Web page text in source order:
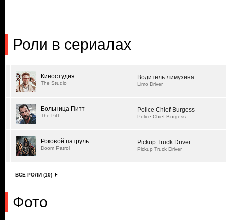
Роли в сериалах
Киностудия
The Studio
Водитель лимузина
Limo Driver
Больница Питт
The Pitt
Police Chief Burgess
Police Chief Burgess
Роковой патруль
Doom Patrol
Pickup Truck Driver
Pickup Truck Driver
ВСЕ РОЛИ (10)
Фото